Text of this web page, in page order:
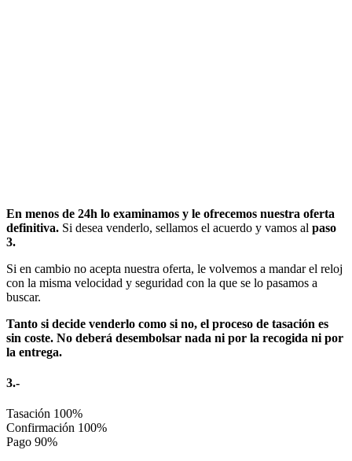
En menos de 24h lo examinamos y le ofrecemos nuestra oferta
definitiva. Si desea venderlo, sellamos el acuerdo y vamos al paso
3.
Si en cambio no acepta nuestra oferta, le volvemos a mandar el reloj
con la misma velocidad y seguridad con la que se lo pasamos a
buscar.
Tanto si decide venderlo como si no, el proceso de tasación es
sin coste. No deberá desembolsar nada ni por la recogida ni por
la entrega.
3.-
Tasación 100%
Confirmación 100%
Pago 90%